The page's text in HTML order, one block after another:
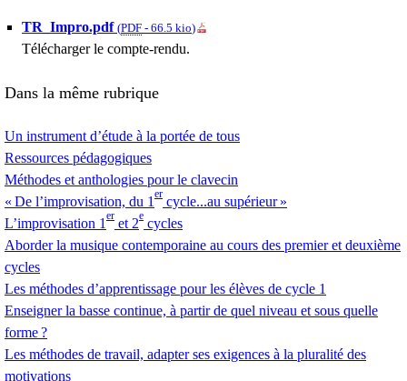
TR_Impro.pdf (PDF - 66.5 kio)
Télécharger le compte-rendu.
Dans la même rubrique
Un instrument d’étude à la portée de tous
Ressources pédagogiques
Méthodes et anthologies pour le clavecin
« De l’improvisation, du 1
er
cycle...au supérieur »
L’improvisation 1
er
et 2
e
cycles
Aborder la musique contemporaine au cours des premier et deuxième
cycles
Les méthodes d’apprentissage pour les élèves de cycle 1
Enseigner la basse continue, à partir de quel niveau et sous quelle
forme?
Les méthodes de travail, adapter ses exigences à la pluralité des
motivations